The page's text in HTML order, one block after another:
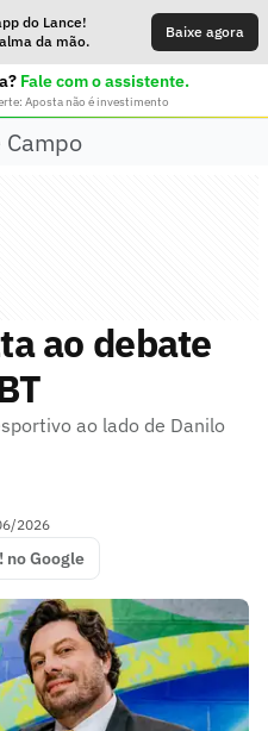
do Lance!
da mão.
Baixe agora
Fale com o assistente.
Aposta não é investimento
Campo
ao debate
ao lado de Danilo
2026
no Google